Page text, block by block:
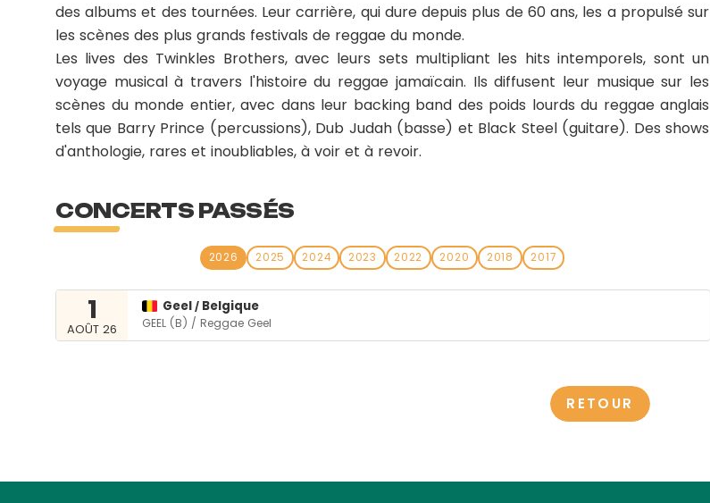
des albums et des tournées. Leur carrière, qui dure depuis plus de 60 ans, les a propulsé sur
les scènes des plus grands festivals de reggae du monde.
Les lives des Twinkles Brothers, avec leurs sets multipliant les hits intemporels, sont un
voyage musical à travers l'histoire du reggae jamaïcain. Ils diffusent leur musique sur les
scènes du monde entier, avec dans leur backing band des poids lourds du reggae anglais
tels que Barry Prince (percussions), Dub Judah (basse) et Black Steel (guitare). Des shows
d'anthologie, rares et inoubliables, à voir et à revoir.
CONCERTS PASSÉS
2026 2025 2024 2023 2022 2020 2018 2017
1
AOÛT 26
Geel/ Belgique
GEEL (B) / Reggae Geel
RETOUR